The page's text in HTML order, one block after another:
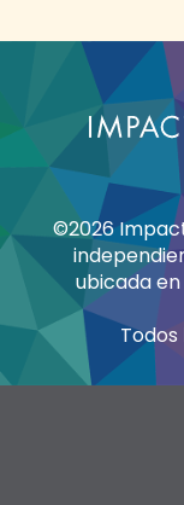
©2026
ubicada